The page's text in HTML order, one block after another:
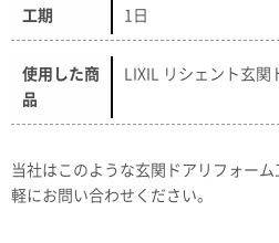
工期 1日
使用した商
品
LIXIL リシェント玄関
当社はこのような玄関ドアリフォー
軽にお問い合わせください。